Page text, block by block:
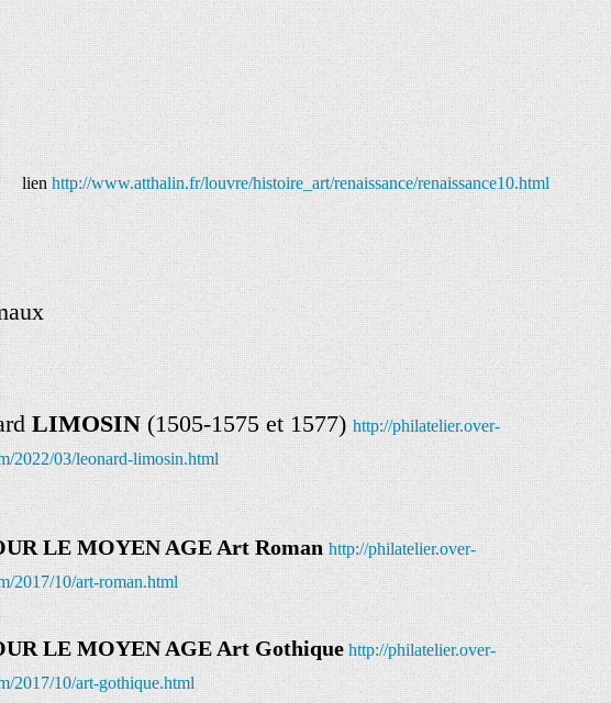
lienhttp://www.atthalin.fr/louvre/histoire_art/renaissance/renaissance10.html
LIMOSIN(1505-1575 et 1577)http://philatelier.over-
2022/03/leonard-limosin.html
LE MOYEN AGE Art Romanhttp://philatelier.over-
2017/10/art-roman.html
LE MOYEN AGE Art Gothique http://philatelier.over-
2017/10/art-gothique.html